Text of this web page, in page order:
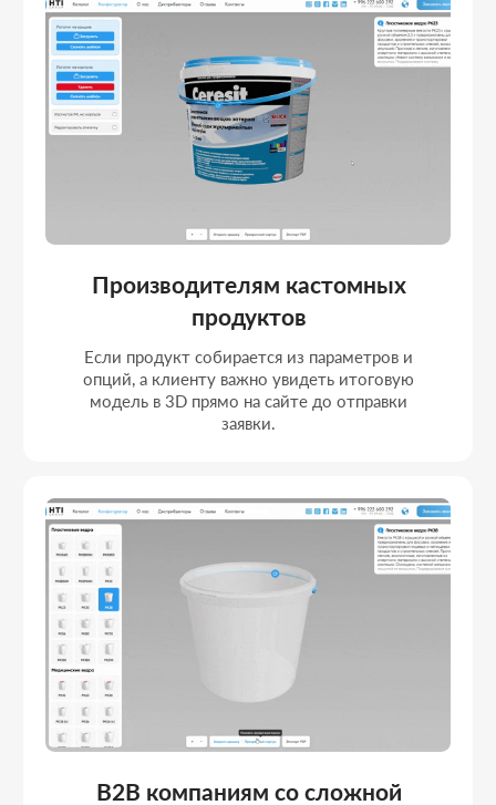
линейкой
Когда требуется не просто описание
товара, а полноценная система, где
заказчик может собрать решение под свои
задачи и отправить комплектацию.
Брендам с вариативным
ассортиментом
Если в каталоге десятки модификаций и
необходимо объединить контент,
структуру и конфигуратор в единую
Компаниям, ориентированным на
заявки
параметры и передаёт данные в отдел